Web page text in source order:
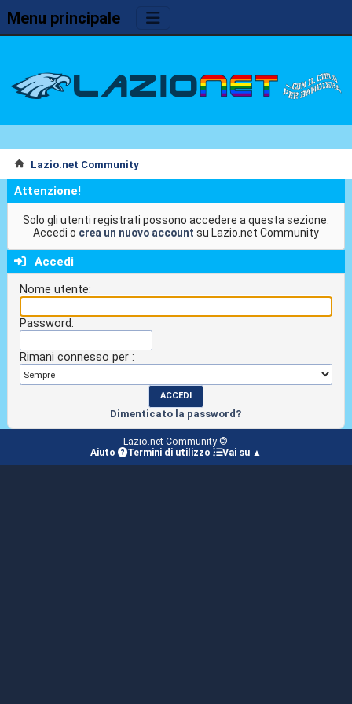
Menu principale
Lazio.net Community
Attenzione!
Solo gli utenti registrati possono accedere a questa sezione.
Accedi o crea un nuovo account su Lazio.net Community
Accedi
Nome utente:
Password:
Rimani connesso per :
Dimenticato la password?
Lazio.net Community ©
Aiuto
Termini di utilizzo Vai su ▲